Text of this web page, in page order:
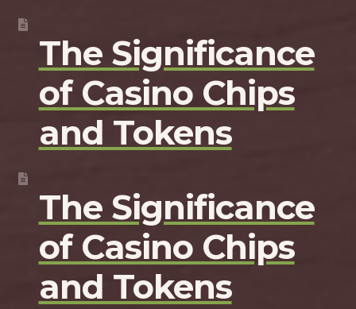
The Significance
of Casino Chips
and Tokens
The Significance
of Casino Chips
and Tokens